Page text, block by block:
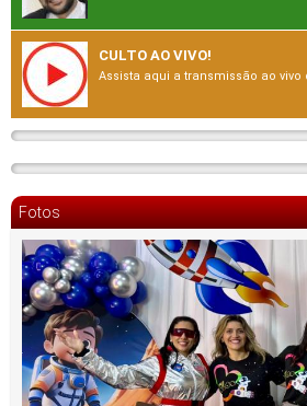
CULTO AO VIVO!
Assista aqui a transmissão ao
Fotos